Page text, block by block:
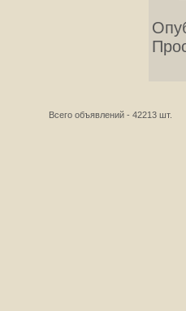
Всего объявлений - 42213 шт.